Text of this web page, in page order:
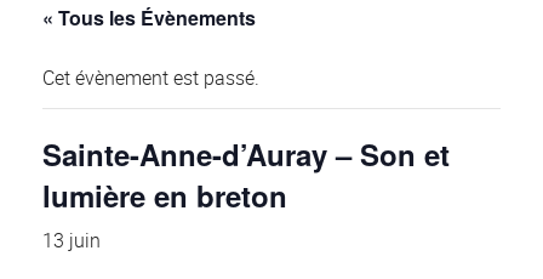
« Tous les Évènements
Cet évènement est passé.
Sainte-Anne-d’Auray – Son et
lumière en breton
13 juin